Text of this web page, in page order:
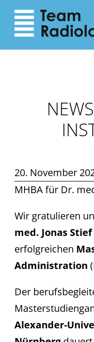
zum
Inhalt
Navigation
20. November
MHBA für Dr.
Wir gratulieren
med. Jonas Stief
erfolgreichen
Administration
Der
Alexander-